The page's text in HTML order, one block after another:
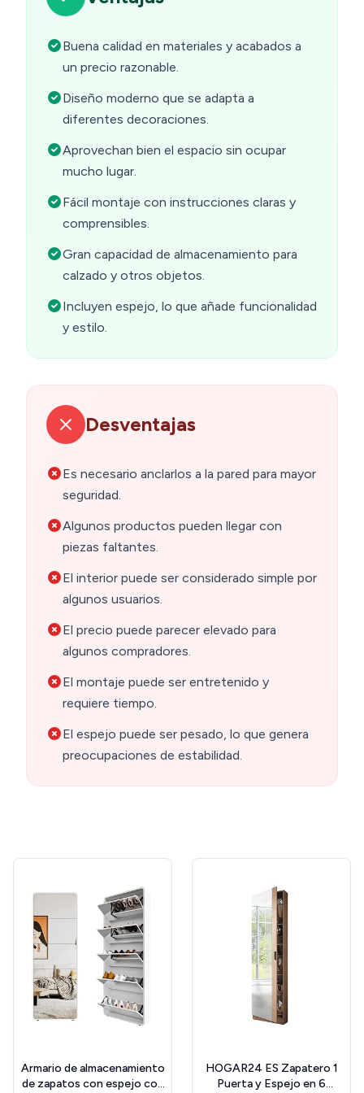
Buena calidad en materiales y acabados a
un precio razonable.
Diseño moderno que se adapta a
diferentes decoraciones.
Aprovechan bien el espacio sin ocupar
mucho lugar.
Fácil montaje con instrucciones claras y
comprensibles.
Gran capacidad de almacenamiento para
calzado y otros objetos.
Incluyen espejo, lo que añade funcionalidad
y estilo.
Desventajas
Es necesario anclarlos a la pared para mayor
seguridad.
Algunos productos pueden llegar con
piezas faltantes.
El interior puede ser considerado simple por
algunos usuarios.
El precio puede parecer elevado para
algunos compradores.
El montaje puede ser entretenido y
requiere tiempo.
El espejo puede ser pesado, lo que genera
preocupaciones de estabilidad.
Armario de almacenamiento
de zapatos con espejo con
HOGAR24 ES Zapatero 1
Puerta y Espejo en 6